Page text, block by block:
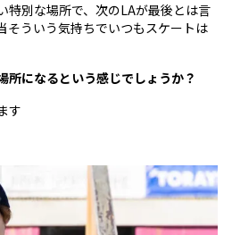
特別な場所で、次のLAが最後とは言
そういう気持ちでいつもスケートは
所になるという感じでしょうか？
す